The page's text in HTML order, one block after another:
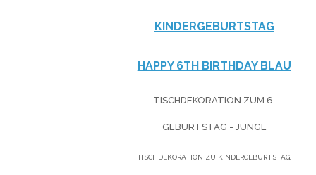
KINDERGEBURTSTAG
HAPPY 6TH BIRTHDAY BLAU
TISCHDEKORATION ZUM 6.
GEBURTSTAG - JUNGE
TISCHDEKORATION ZU KINDERGEBURTSTAG,